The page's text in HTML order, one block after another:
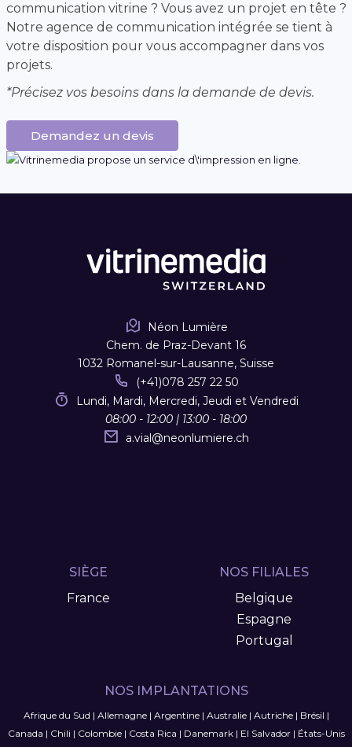
communication vitrine ? Vous avez un projet en tête ?
Notre agence de communication intégrée se tient à
votre disposition pour vous accompagner dans vos
projets.
*Précisez vos besoins dans la demande de devis.
Demandez un devis
Néon Lumière
Chem. de Praz-Devant 16
1032 Romanel-sur-Lausanne, Suisse
(+41)078 257 22 50
Lundi, Mardi, Mercredi, Jeudi et Vendredi
08:00 - 12:00 | 13:00 - 18:00
a.vial@neonlumiere.ch
SIÈGE
France
NOS FILIALES
Belgique
Espagne
Portugal
NOS IMPLANTATIONS
Afrique du Sud | Allemagne| Argentine| Australie| Autriche| Brésil |
Canada | Chili | Colombie| Costa Rica | Danemark| El Salvador| États-Unis